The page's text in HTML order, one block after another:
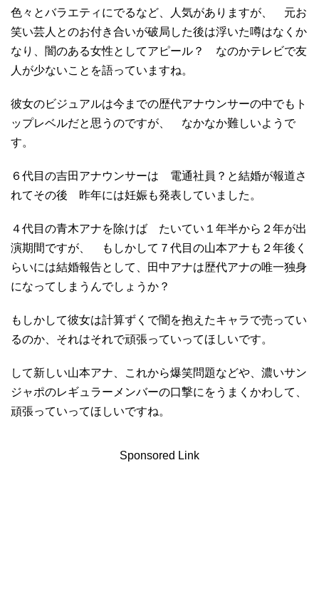
色々とバラエティにでるなど、人気がありますが、 元お
笑い芸人とのお付き合いが破局した後は浮いた噂はなくか
なり、闇のある女性としてアピール？ なのかテレビで友
人が少ないことを語っていますね。
彼女のビジュアルは今までの歴代アナウンサーの中でもト
ップレベルだと思うのですが、 なかなか難しいようで
す。
６代目の吉田アナウンサーは 電通社員？と結婚が報道さ
れてその後 昨年には妊娠も発表していました。
４代目の青木アナを除けば たいてい１年半から２年が出
演期間ですが、 もしかして７代目の山本アナも２年後く
らいには結婚報告として、田中アナは歴代アナの唯一独身
になってしまうんでしょうか？
もしかして彼女は計算ずくで闇を抱えたキャラで売ってい
るのか、それはそれで頑張っていってほしいです。
して新しい山本アナ、これから爆笑問題などや、濃いサン
ジャポのレギュラーメンバーの口撃にをうまくかわして、
頑張っていってほしいですね。
Sponsored Link